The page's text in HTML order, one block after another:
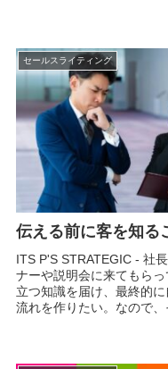
いう意味として売るか？
セールスライティング
伝える前に客を知る
ITS P'S STRATEGIC - 社
ナーや説明会に来てもら
立つ知識を届け、最終的
流れを作りたい。なので、
を話すればいいか分から